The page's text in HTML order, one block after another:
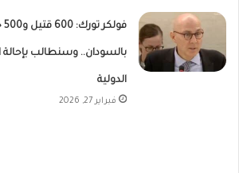
بالسودان.. وسنطالب بإحالة
الدولية
فبراير 27, 2026